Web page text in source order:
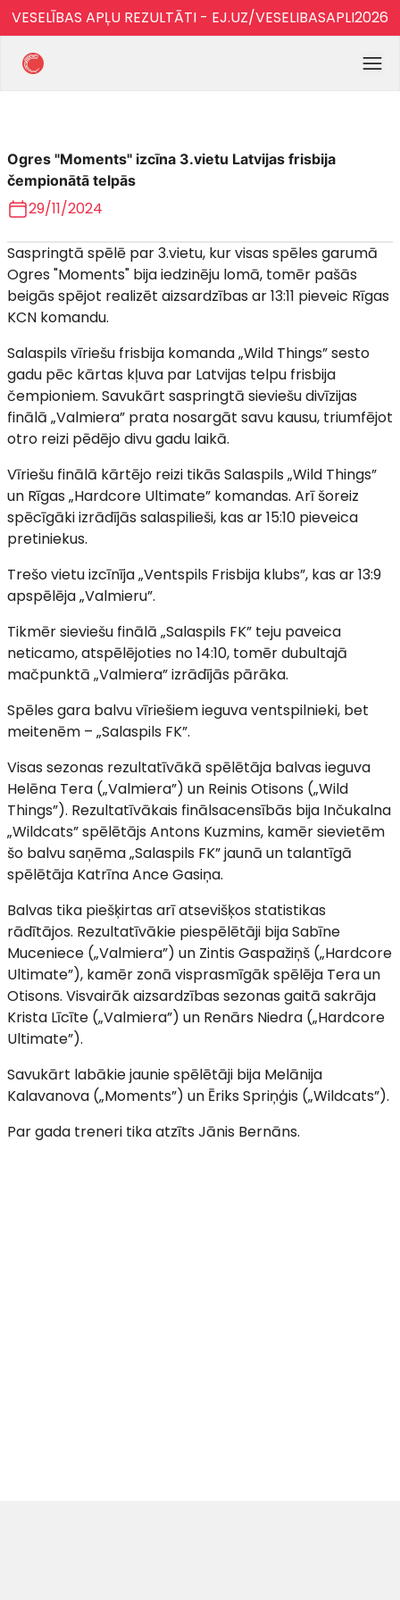
VESELĪBAS APĻU REZULTĀTI - EJ.UZ/VESELIBASAPLI2026
Ogres "Moments" izcīna 3.vietu Latvijas frisbija
čempionātā telpās
29/11/2024
Saspringtā spēlē par 3.vietu, kur visas spēles garumā
Ogres "Moments" bija iedzinēju lomā, tomēr pašās
beigās spējot realizēt aizsardzības ar 13:11 pieveic Rīgas
KCN komandu.
Salaspils vīriešu frisbija komanda „Wild Things” sesto
gadu pēc kārtas kļuva par Latvijas telpu frisbija
čempioniem. Savukārt saspringtā sieviešu divīzijas
finālā „Valmiera” prata nosargāt savu kausu, triumfējot
otro reizi pēdējo divu gadu laikā.
Vīriešu finālā kārtējo reizi tikās Salaspils „Wild Things”
un Rīgas „Hardcore Ultimate” komandas. Arī šoreiz
spēcīgāki izrādījās salaspilieši, kas ar 15:10 pieveica
pretiniekus.
Trešo vietu izcīnīja „Ventspils Frisbija klubs”, kas ar 13:9
apspēlēja „Valmieru”.
Tikmēr sieviešu finālā „Salaspils FK” teju paveica
neticamo, atspēlējoties no 14:10, tomēr dubultajā
mačpunktā „Valmiera” izrādījās pārāka.
Spēles gara balvu vīriešiem ieguva ventspilnieki, bet
meitenēm – „Salaspils FK”.
Visas sezonas rezultatīvākā spēlētāja balvas ieguva
Helēna Tera („Valmiera”) un Reinis Otisons („Wild
Things”). Rezultatīvākais finālsacensībās bija Inčukalna
„Wildcats” spēlētājs Antons Kuzmins, kamēr sievietēm
šo balvu saņēma „Salaspils FK” jaunā un talantīgā
spēlētāja Katrīna Ance Gasiņa.
Balvas tika piešķirtas arī atsevišķos statistikas
rādītājos. Rezultatīvākie piespēlētāji bija Sabīne
Muceniece („Valmiera”) un Zintis Gaspažiņš („Hardcore
Ultimate”), kamēr zonā visprasmīgāk spēlēja Tera un
Otisons. Visvairāk aizsardzības sezonas gaitā sakrāja
Krista Līcīte („Valmiera”) un Renārs Niedra („Hardcore
Ultimate”).
Savukārt labākie jaunie spēlētāji bija Melānija
Kalavanova („Moments”) un Ēriks Spriņģis („Wildcats”).
Par gada treneri tika atzīts Jānis Bernāns.